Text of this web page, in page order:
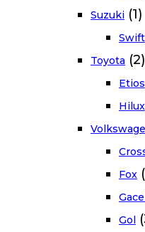
Suzuki (1)
Swift
Toyota (2)
Etios
Hilux
Fox
Gol